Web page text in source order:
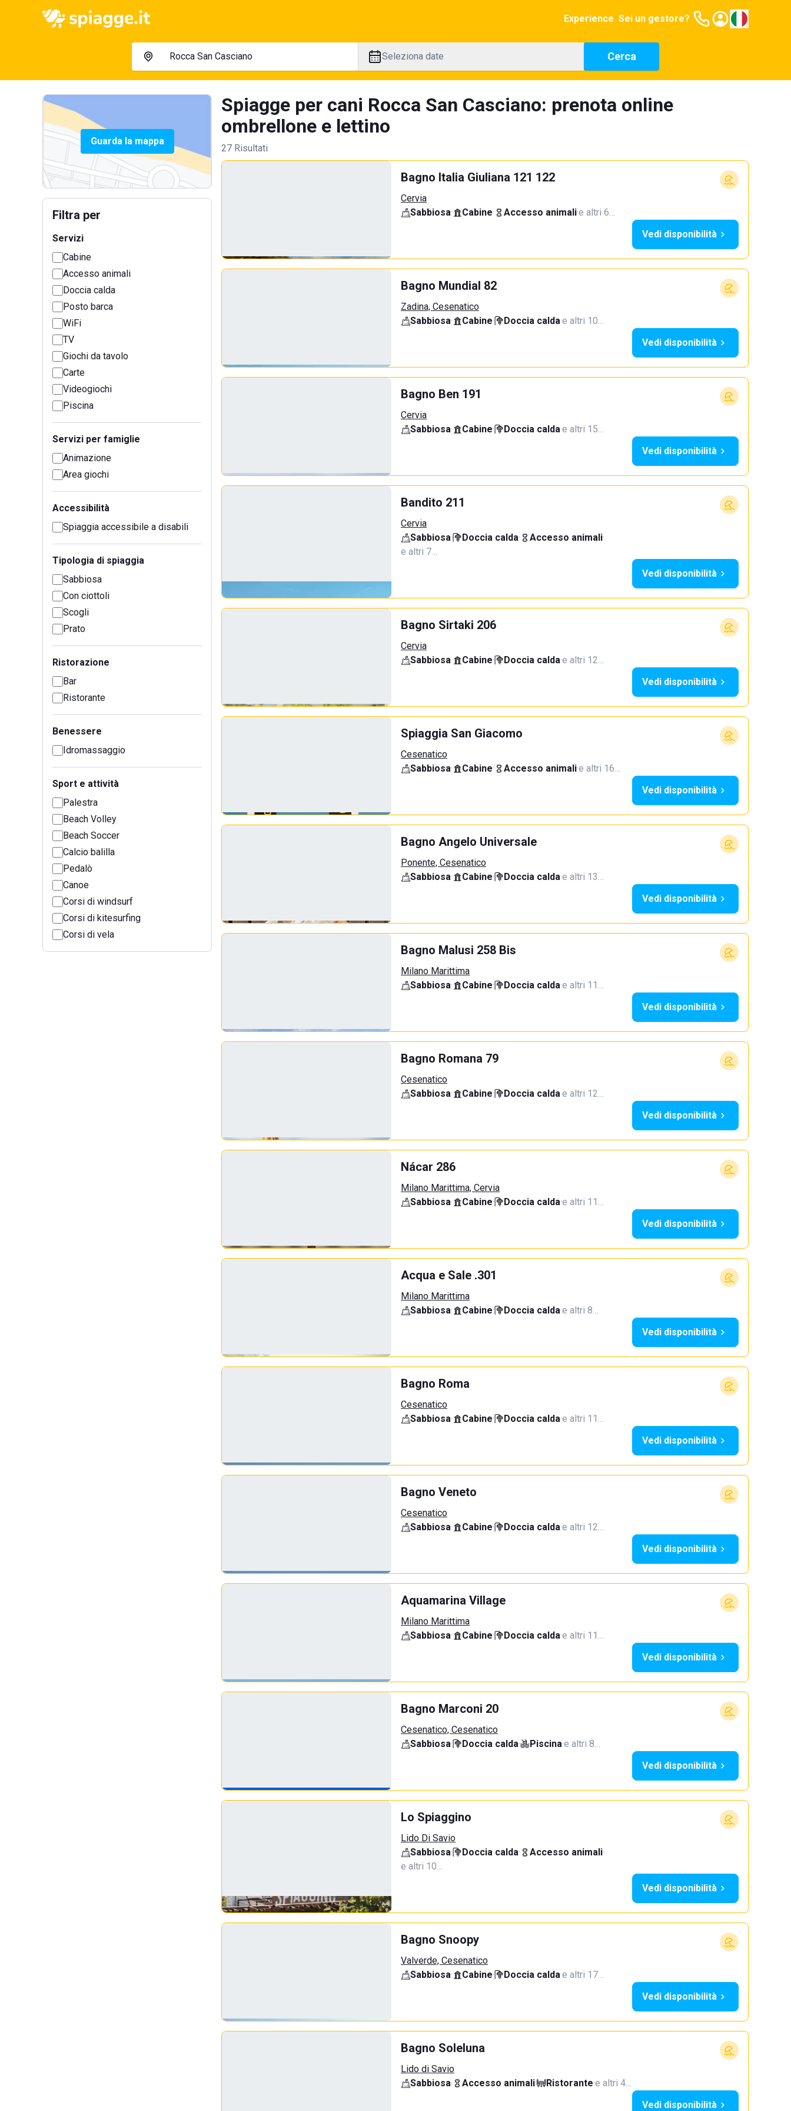
Experience Sei un gestore?
Seleziona date Cerca
Guarda la mappa
Filtra per
Servizi
Cabine
Accesso animali
Doccia calda
Posto barca
WiFi
TV
Giochi da tavolo
Carte
Videogiochi
Piscina
Servizi per famiglie
Animazione
Area giochi
Accessibilità
Spiaggia accessibile a disabili
Tipologia di spiaggia
Sabbiosa
Con ciottoli
Scogli
Prato
Ristorazione
Bar
Ristorante
Benessere
Idromassaggio
Sport e attività
Palestra
Beach Volley
Beach Soccer
Calcio balilla
Pedalò
Canoe
Corsi di windsurf
Corsi di kitesurfing
Corsi di vela
Spiagge per cani Rocca San Casciano: prenota online
ombrellone e lettino
27 Risultati
Bagno Italia Giuliana 121 122
Cervia
Sabbiosa· Cabine· Accesso animali·e altri 6…
Vedi disponibilità
Bagno Mundial 82
Zadina, Cesenatico
Sabbiosa· Cabine· Doccia calda·e altri 10…
Vedi disponibilità
Bagno Ben 191
Cervia
Sabbiosa· Cabine· Doccia calda·e altri 15…
Vedi disponibilità
Bandito 211
Cervia
Sabbiosa· Doccia calda· Accesso animali·
e altri 7…
Vedi disponibilità
Bagno Sirtaki 206
Cervia
Sabbiosa· Cabine· Doccia calda·e altri 12…
Vedi disponibilità
Spiaggia San Giacomo
Cesenatico
Sabbiosa· Cabine· Accesso animali·e altri 16…
Vedi disponibilità
Bagno Angelo Universale
Ponente, Cesenatico
Sabbiosa· Cabine· Doccia calda·e altri 13…
Vedi disponibilità
Bagno Malusi 258 Bis
Milano Marittima
Sabbiosa· Cabine· Doccia calda·e altri 11…
Vedi disponibilità
Bagno Romana 79
Cesenatico
Sabbiosa· Cabine· Doccia calda·e altri 12…
Vedi disponibilità
Nácar 286
Milano Marittima, Cervia
Sabbiosa· Cabine· Doccia calda·e altri 11…
Vedi disponibilità
Acqua e Sale .301
Milano Marittima
Sabbiosa· Cabine· Doccia calda·e altri 8…
Vedi disponibilità
Bagno Roma
Cesenatico
Sabbiosa· Cabine· Doccia calda·e altri 11…
Vedi disponibilità
Bagno Veneto
Cesenatico
Sabbiosa· Cabine· Doccia calda·e altri 12…
Vedi disponibilità
Aquamarina Village
Milano Marittima
Sabbiosa· Cabine· Doccia calda·e altri 11…
Vedi disponibilità
Bagno Marconi 20
Cesenatico, Cesenatico
Sabbiosa· Doccia calda· Piscina·e altri 8…
Vedi disponibilità
Lo Spiaggino
Lido Di Savio
Sabbiosa· Doccia calda· Accesso animali·
e altri 10…
Vedi disponibilità
Bagno Snoopy
Valverde, Cesenatico
Sabbiosa· Cabine· Doccia calda·e altri 17…
Vedi disponibilità
Bagno Soleluna
Lido di Savio
Sabbiosa· Accesso animali· Ristorante·e altri 4…
Vedi disponibilità